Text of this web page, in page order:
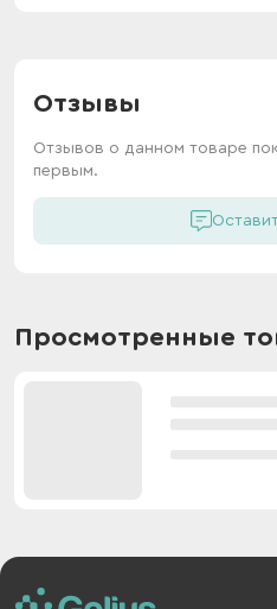
Отзывы
Отзывов о данном товаре
первым.
Просмотренные